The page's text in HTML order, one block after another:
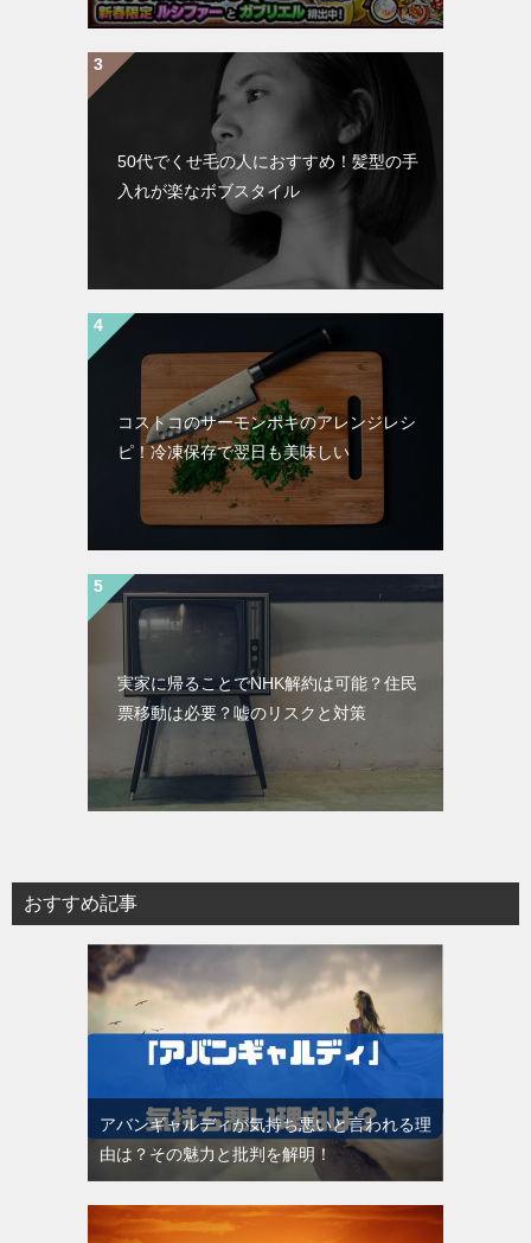
50代でくせ毛の人におすすめ！髪型の手
入れが楽なボブスタイル
コストコのサーモンポキのアレンジレシ
ピ！冷凍保存で翌日も美味しい
実家に帰ることでNHK解約は可能？住民
票移動は必要？嘘のリスクと対策
おすすめ記事
アバンギャルディが気持ち悪いと言われる理
由は？その魅力と批判を解明！